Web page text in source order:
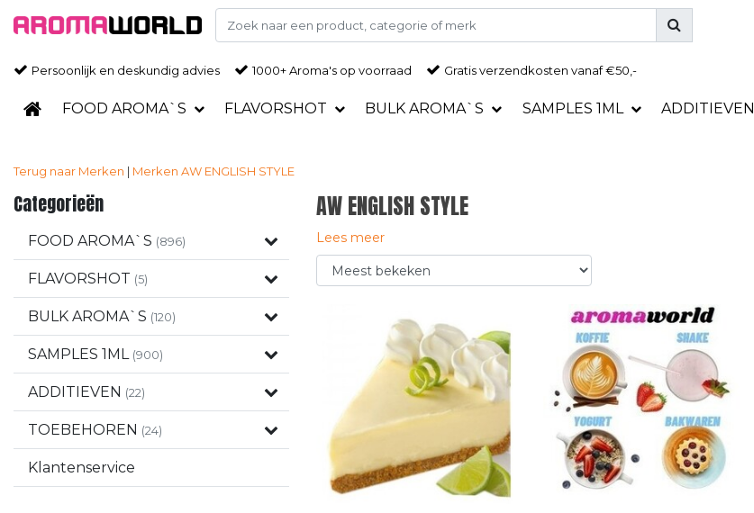
Persoonlijk en deskundig advies 1000+ Aroma's op voorraad Gratisverzendkosten vanaf €50,-
FOOD AROMA`S FLAVORSHOT BULK AROMA`S SAMPLES 1ML ADDITIEVEN
Terug naar Merken | Merken AW ENGLISH STYLE
Categorieën
FOOD AROMA`S (896)
FLAVORSHOT (5)
BULK AROMA`S (120)
SAMPLES 1ML (900)
ADDITIEVEN (22)
TOEBEHOREN (24)
Klantenservice
AW ENGLISH STYLE
Lees meer